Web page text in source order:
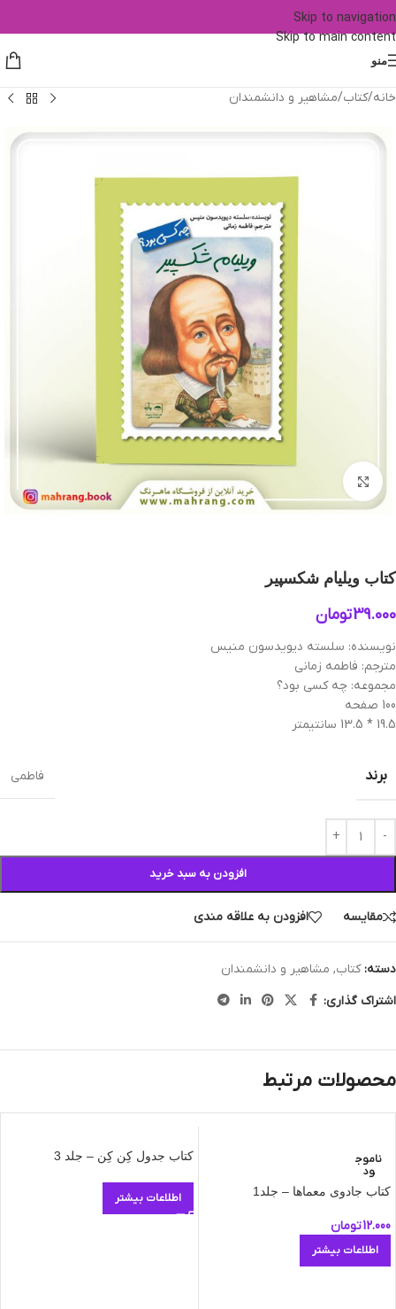
Skip to navigation
Skip to main content
منو
خانه/کتاب/مشاهیر و دانشمندان
بزرگنمایی تصویر
کتاب ویلیام شکسپیر
39.000تومان
نویسنده: سلسته دیویدسون منیس
مترجم: فاطمه زمانی
مجموعه: چه کسی بود؟
100 صفحه
19.5 * 13.5 سانتیمتر
برند فاطمی
افزودن به سبد خرید
مقایسه افزودن به علاقه مندی
دسته: کتاب, مشاهیر و دانشمندان
اشتراک گذاری:
محصولات مرتبط
ناموج
ود
کتاب جادوی معماها – جلد1
12.000تومان
اطلاعات بیشتر
کتاب جدول کِن کِن – جلد 3
اطلاعات بیشتر